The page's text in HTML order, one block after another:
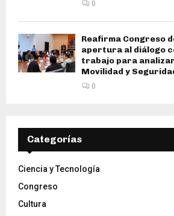
0
Reafirma Congreso
apertura al diálogo
trabajo para
Movilidad y
0
Categorías
Ciencia y Tecnología
Congreso
Cultura